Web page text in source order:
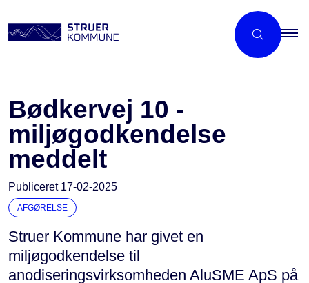
Bødkervej 10 -
miljøgodkendelse
meddelt
Publiceret 17-02-2025
AFGØRELSE
Struer Kommune har givet en
miljøgodkendelse til
anodiseringsvirksomheden AluSME ApS på